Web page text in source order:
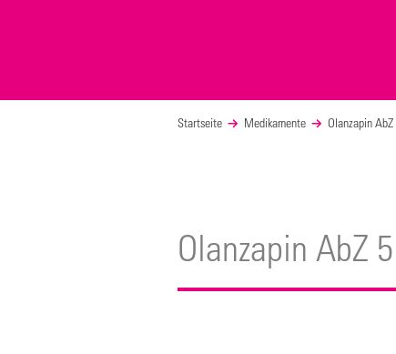
Startseite Medikamente Olanzapin
Olanzapin AbZ